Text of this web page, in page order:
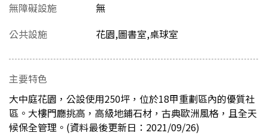
無障礙設施
無
公共設施
花園,圖書室,桌球室
主要特色
大中庭花園，公設使用250坪，位於18甲重劃區內的優質社
區。大樓門廳挑高，高級地鋪石材，古典歐洲風格，且全天
候保全管理。(資料最後更新日：2021/09/26)